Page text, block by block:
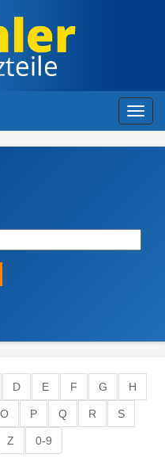
D E F G H
O P Q R S
Z 0-9